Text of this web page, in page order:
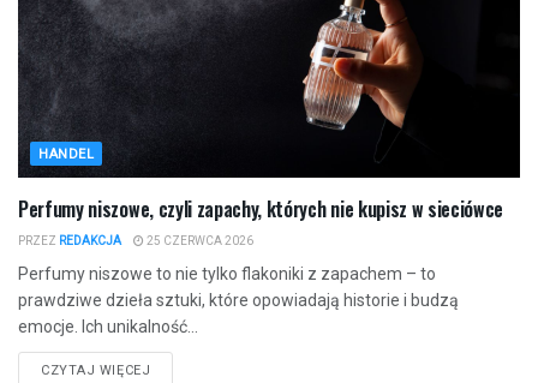
HANDEL
Perfumy niszowe, czyli zapachy, których nie kupisz w sieciówce
PRZEZ REDAKCJA 25 CZERWCA 2026
Perfumy niszowe to nie tylko flakoniki z zapachem – to
prawdziwe dzieła sztuki, które opowiadają historie i budzą
emocje. Ich unikalność...
CZYTAJ WIĘCEJ